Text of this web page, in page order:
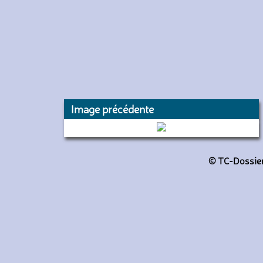
Image précédente
6224 (RATP)
© TC-